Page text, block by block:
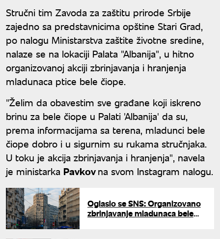
Stručni tim Zavoda za zaštitu prirode Srbije
zajedno sa predstavnicima opštine Stari Grad,
po nalogu Ministarstva zaštite životne sredine,
nalaze se na lokaciji Palata "Albanija", u hitno
organizovanoj akciji zbrinjavanja i hranjenja
mladunaca ptice bele čiope.
"Želim da obavestim sve građane koji iskreno
brinu za bele čiope u Palati 'Albanija' da su,
prema informacijama sa terena, mladunci bele
čiope dobro i u sigurnim su rukama stručnjaka.
U toku je akcija zbrinjavanja i hranjenja", navela
je ministarka Pavkovna svom Instagram nalogu.
Oglasio se SNS: Organizovano
zbrinjavanje mladunaca bele